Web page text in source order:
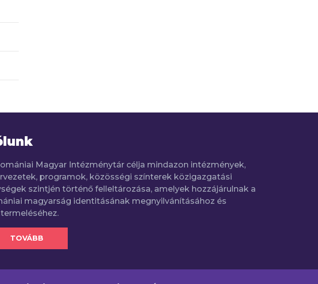
Magyar Intézménytár célja mindazon intézmények,
programok, közösségi színterek közigazgatási
szintjén történő felleltározása, amelyek hozzájárulnak a
magyarság identitásának megnyilvánításához és
TOVÁBB